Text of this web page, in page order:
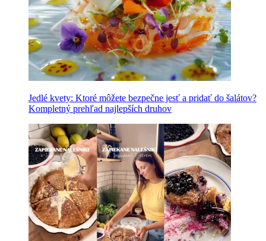
Jedlé kvety: Ktoré môžete bezpečne jesť a pridať do šalátov?
Kompletný prehľad najlepších druhov